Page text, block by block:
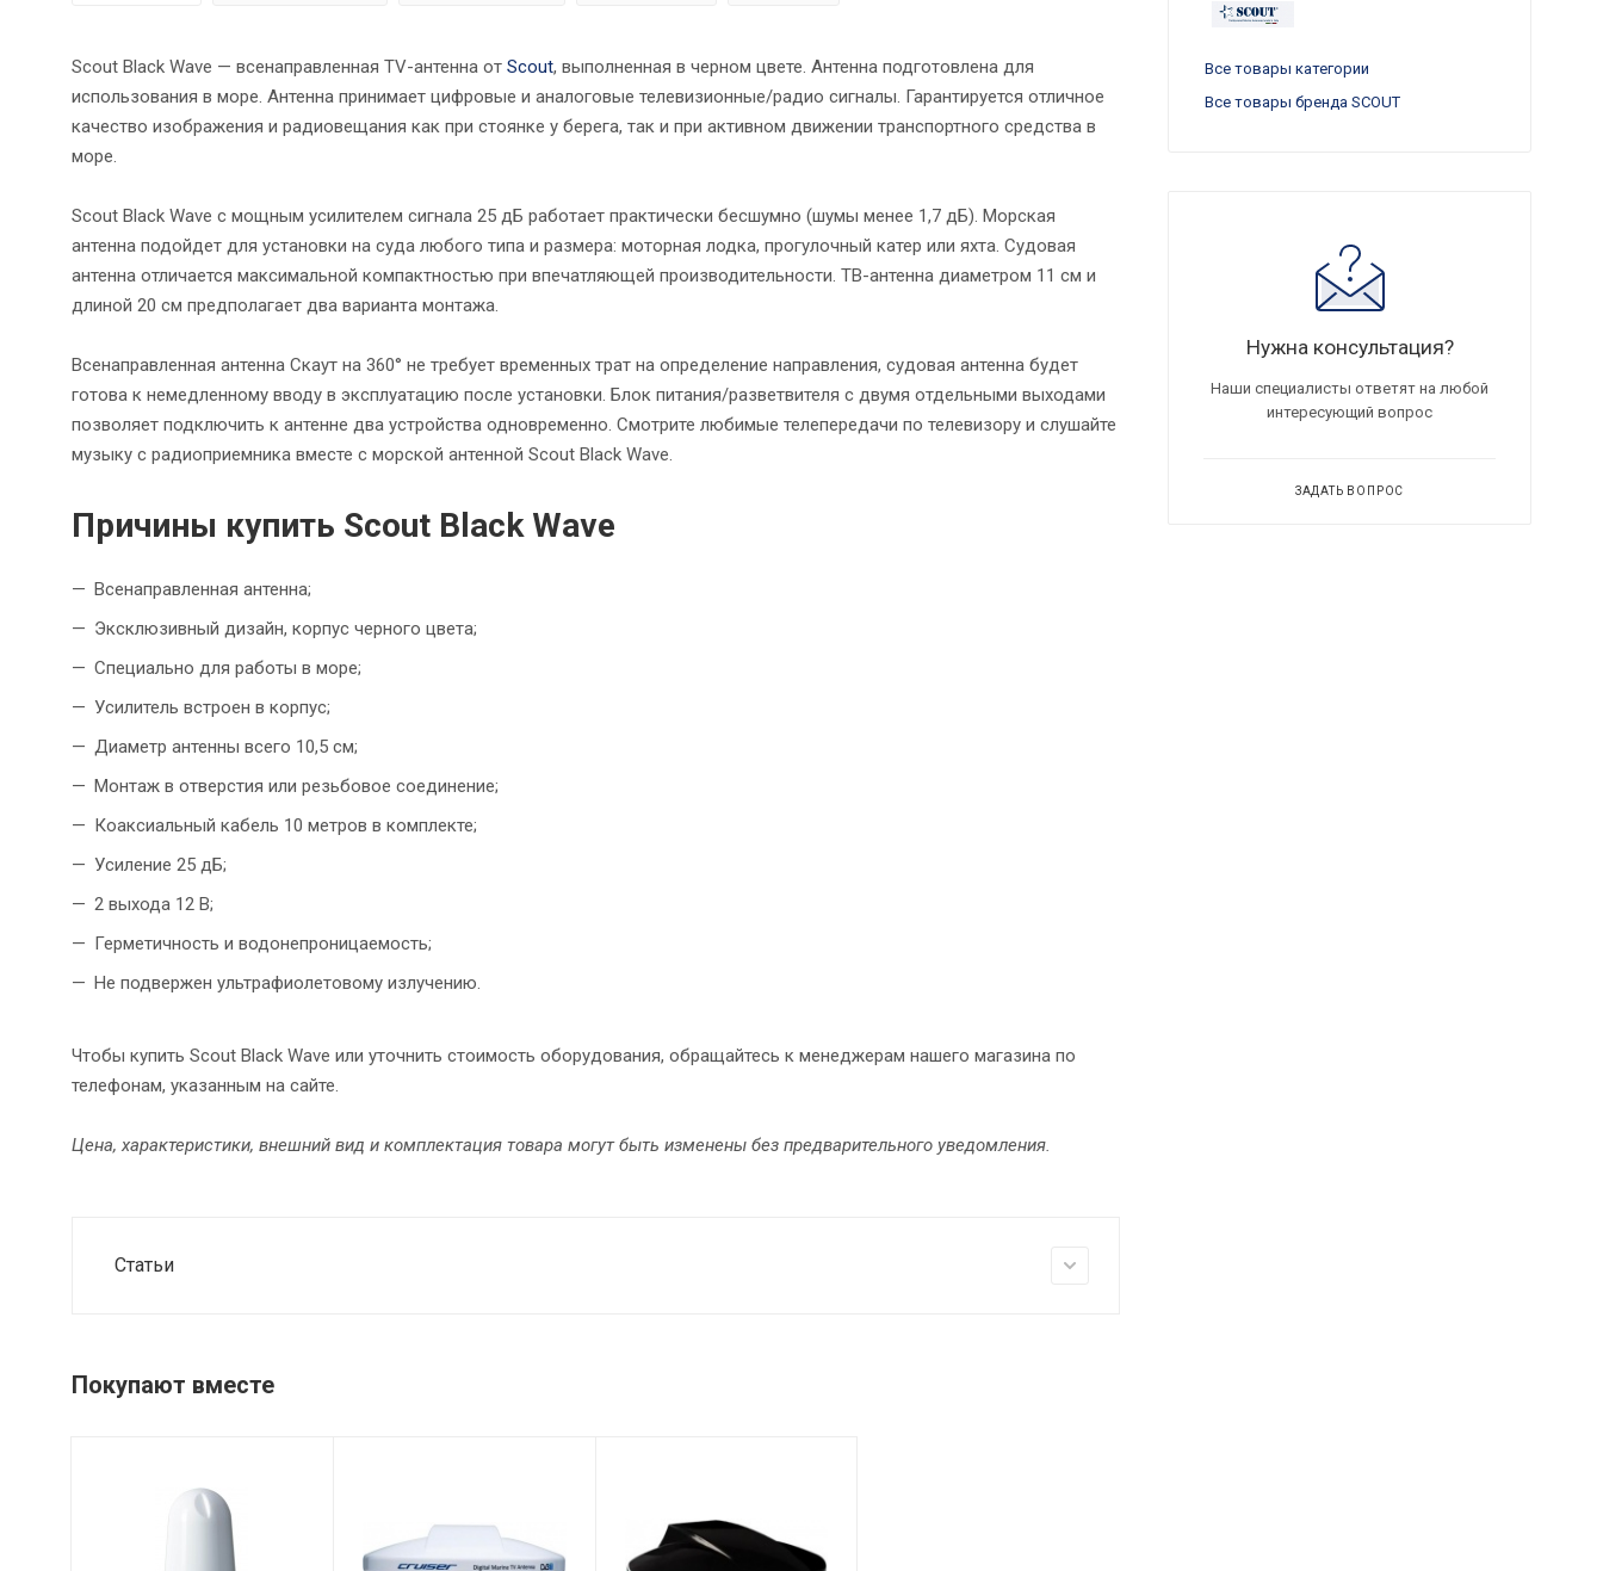
Scout Black Wave — всенаправленная TV-антенна от Scout, выполненная в черном цвете. Антенна подготовлена для
использования в море. Антенна принимает цифровые и аналоговые телевизионные/радио сигналы. Гарантируется отличное
качество изображения и радиовещания как при стоянке у берега, так и при активном движении транспортного средства в
море.
Scout Black Wave с мощным усилителем сигнала 25 дБ работает практически бесшумно (шумы менее 1,7 дБ). Морская
антенна подойдет для установки на суда любого типа и размера: моторная лодка, прогулочный катер или яхта. Судовая
антенна отличается максимальной компактностью при впечатляющей производительности. ТВ-антенна диаметром 11 см и
длиной 20 см предполагает два варианта монтажа.
Всенаправленная антенна Скаут на 360° не требует временных трат на определение направления, судовая антенна будет
готова к немедленному вводу в эксплуатацию после установки. Блок питания/разветвителя с двумя отдельными выходами
позволяет подключить к антенне два устройства одновременно. Смотрите любимые телепередачи по телевизору и слушайте
музыку с радиоприемника вместе с морской антенной Scout Black Wave.
Причины купить Scout Black Wave
Всенаправленная антенна;
Эксклюзивный дизайн, корпус черного цвета;
Специально для работы в море;
Усилитель встроен в корпус;
Диаметр антенны всего 10,5 см;
Монтаж в отверстия или резьбовое соединение;
Коаксиальный кабель 10 метров в комплекте;
Усиление 25 дБ;
2 выхода 12 В;
Герметичность и водонепроницаемость;
Не подвержен ультрафиолетовому излучению.
Чтобы купить Scout Black Wave или уточнить стоимость оборудования, обращайтесь к менеджерам нашего магазина по
телефонам, указанным на сайте.
Цена, характеристики, внешний вид и комплектация товара могут быть изменены без предварительного уведомления.
Статьи
Покупают вместе
постоянного
тока
Сопротивление
75 Ом
Все товары категории
Все товары бренда SCOUT
Нужна консультация?
Наши специалисты ответят на любой
интересующий вопрос
ЗАДАТЬ ВОПРОС